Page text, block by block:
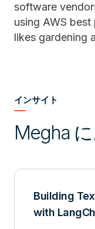
software
using AWS
likes gardening
インサイト
Megha
Building
with